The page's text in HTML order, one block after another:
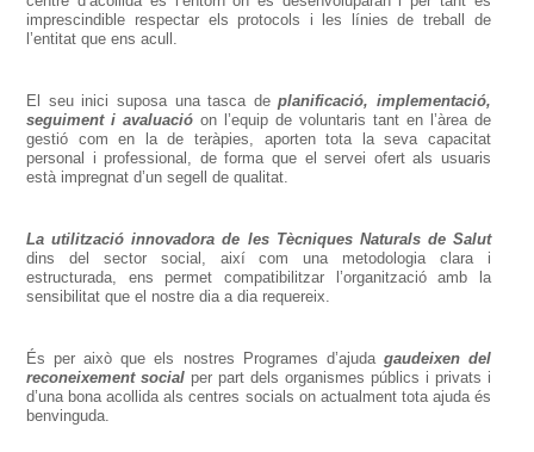
imprescindible respectar els protocols i les línies de treball de
l’entitat que ens acull.
El seu inici suposa una tasca deplanificació, implementació,
seguiment i avaluació on l’equip de voluntaris tant en l’àrea de
gestió com en la de teràpies, aporten tota la seva capacitat
personal i professional, de forma que el servei ofert als usuaris
està impregnat d’un segell de qualitat.
La utilització innovadora de les Tècniques Naturals de Salut
dins del sector social, així com una metodologia clara i
estructurada, ens permet compatibilitzar l’organització amb la
sensibilitat que el nostre dia a dia requereix.
És per això que els nostres Programes d’ajuda gaudeixen del
reconeixement social per part dels organismes públics i privats i
d’una bona acollida als centres socials on actualment tota ajuda és
benvinguda.